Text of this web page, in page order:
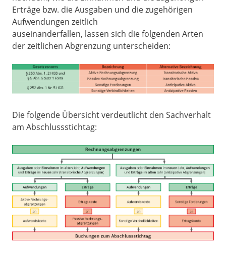
Erträge bzw. die Ausgaben und die zugehörigen
Aufwendungen zeitlich
auseinanderfallen, lassen sich die folgenden Arten
der zeitlichen Abgrenzung unterscheiden:
Die folgende Übersicht verdeutlicht den Sachverhalt
am Abschlussstichtag: